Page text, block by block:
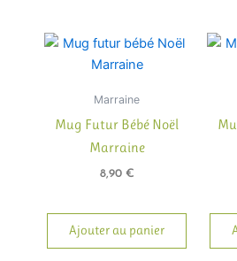
Marraine
Mug Futur Bébé Noël
Marraine
8,90 €
Ajouter au panier